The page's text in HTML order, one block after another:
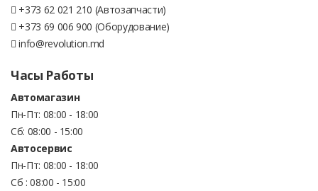
+373 62 021 210 (Автозапчасти)
+373 69 006 900 (Оборудование)
info@revolution.md
Часы Работы
Автомагазин
Пн-Пт: 08:00 - 18:00
Сб: 08:00 - 15:00
Автосервис
Пн-Пт: 08:00 - 18:00
Сб : 08:00 - 15:00